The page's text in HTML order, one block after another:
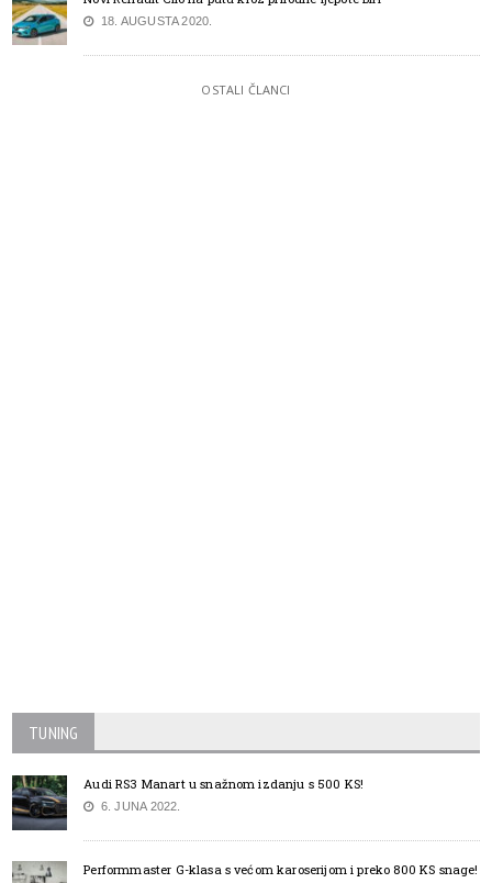
18. AUGUSTA 2020.
OSTALI ČLANCI
TUNING
Audi RS3 Manart u snažnom izdanju s 500 KS!
6. JUNA 2022.
Performmaster G-klasa s većom karoserijom i preko 800 KS snage!